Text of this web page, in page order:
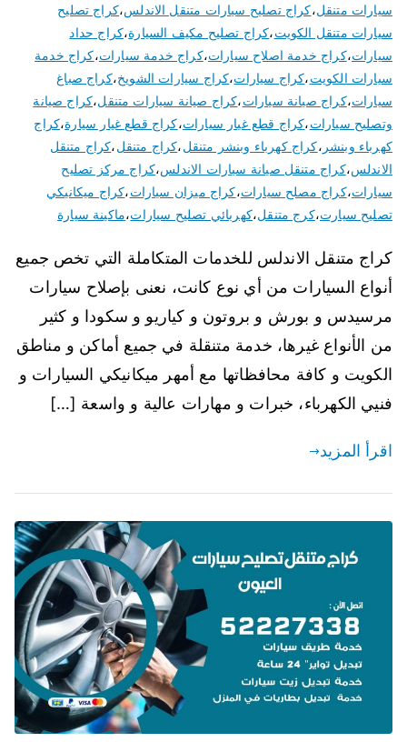
سيارات متنقل،كراج تصليح سيارات متنقل الاندلس،كراج تصليح
سيارات متنقل الكويت،كراج تصليح مكيف السيارة،كراج حداد
سيارات،كراج خدمة اصلاح سيارات،كراج خدمة سيارات،كراج خدمة
سيارات الكويت،كراج سيارات،كراج سيارات الشويخ،كراج صباغ
سيارات،كراج صيانة سيارات،كراج صيانة سيارات متنقل،كراج صيانة
وتصليح سيارات،كراج قطع غيار سيارات،كراج قطع غيار سيارة،كراج
كهرباء وبنشر ،كراج كهرباء وبنشر متنقل،كراج متنقل،كراج متنقل
الاندلس،كراج متنقل صيانة سيارات الاندلس،كراج مركز تصليح
سيارات،كراج مصلح سيارات،كراج ميزان سيارات،كراج ميكانيكي
تصليح سيارت،كرج متنقل،كهربائي تصليح سيارات،ماكينة سيارة
كراج متنقل الاندلس للخدمات المتكاملة التي تخص جميع
أنواع السيارات من أي نوع كانت، نعنى بإصلاح سيارات
مرسيدس و بورش و بروتون و كياريو و سكودا و كثير
من الأنواع غيرها، خدمة متنقلة في جميع أماكن و مناطق
الكويت و كافة محافظاتها مع أمهر ميكانيكي السيارات و
فنيي الكهرباء، خبرات و مهارات عالية و واسعة […]
اقرأ المزيد